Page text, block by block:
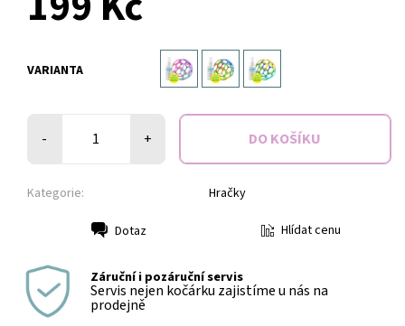
VARIANTA
- +
Kategorie: Hračky
Dotaz Hlídat cenu
Záruční i pozáruční servis
Servis nejen kočárku zajistíme u nás na
prodejně